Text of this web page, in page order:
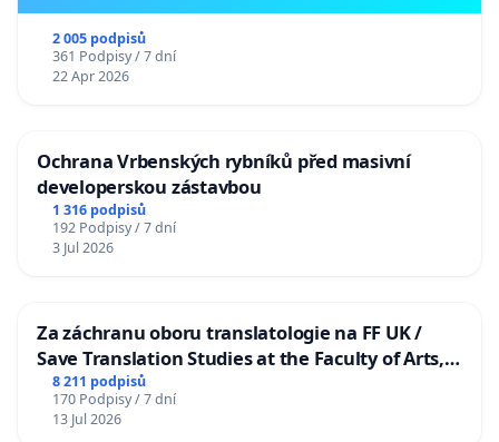
2 005 podpisů
361 Podpisy / 7 dní
22 Apr 2026
Ochrana Vrbenských rybníků před masivní
developerskou zástavbou
1 316 podpisů
192 Podpisy / 7 dní
3 Jul 2026
Za záchranu oboru translatologie na FF UK /
Save Translation Studies at the Faculty of Arts,
Charles University
8 211 podpisů
170 Podpisy / 7 dní
13 Jul 2026